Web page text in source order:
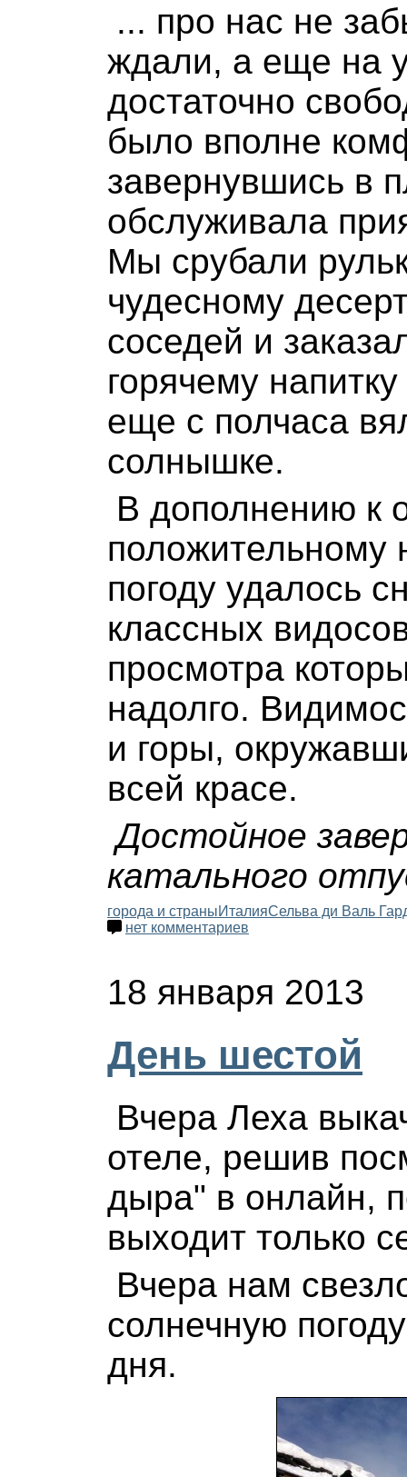
... про нас не
ждали, а еще на
достаточно
было вполне
завернувшись в
обслуживала
Мы срубали
чудесному
соседей и
горячему
еще с полчаса
солнышке.
В дополнению к
положительному
погоду удалось
классных
просмотра
надолго.
и горы,
всей красе.
Достойное
катального
города и страныИталияСельва ди Валь
нет комментариев
18 января 2013
День шестой
Вчера Леха
отеле, решив
дыра" в онлайн,
выходит только
Вчера нам
солнечную
дня.